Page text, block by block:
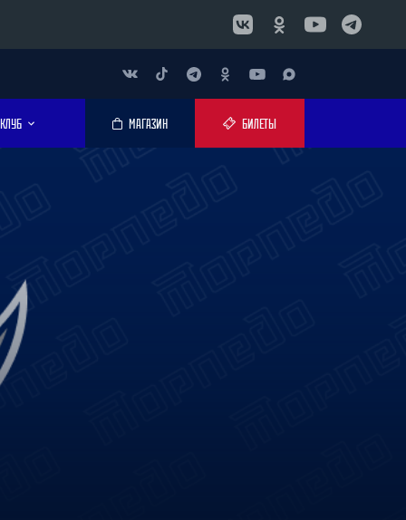
КЛУБ МАГАЗИН БИЛЕТЫ